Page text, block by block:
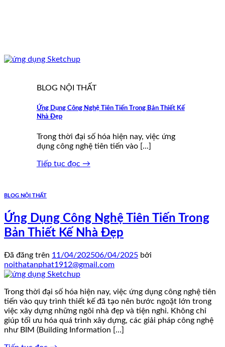
BLOG NỘI THẤT
Ứng Dụng Công Nghệ Tiên Tiến Trong Bản Thiết Kế
Nhà Đẹp
Trong thời đại số hóa hiện nay, việc ứng
dụng công nghệ tiên tiến vào [...]
Tiếp tục đọc →
BLOG NỘI THẤT
Ứng Dụng Công Nghệ Tiên Tiến Trong
Bản Thiết Kế Nhà Đẹp
Đã đăng trên 11/04/202506/04/2025 bởi
noithatanphat1912@gmail.com
Trong thời đại số hóa hiện nay, việc ứng dụng công nghệ tiên
tiến vào quy trình thiết kế đã tạo nên bước ngoặt lớn trong
việc xây dựng những ngôi nhà đẹp và tiện nghi. Không chỉ
giúp tối ưu hóa quá trình xây dựng, các giải pháp công nghệ
như BIM (Building Information […]